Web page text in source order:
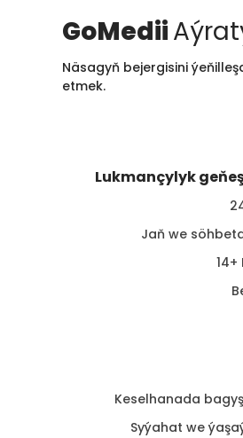
GoMedii
Näsagyň bejergisini
etmek.
Lukmançylyk
Jaň we
Keselhanada
Syýahat we